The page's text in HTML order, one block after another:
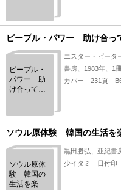
ピープル・パワー 助け合っ
ピープル・
パワー 助
け合って生
エスター・ピータ
書房、1983年、1
カバー 231頁
ソウル原体験 韓国の生活を
ソウル原体
験 韓国の
生活を楽し
黒田勝弘、亜紀書
少イタミ 日付